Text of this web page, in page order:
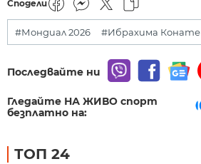
Сподели
#Мондиал 2026 #Ибрахима Конате
Последвайте ни
Гледайте НА ЖИВО спорт
безплатно на:
ТОП 24